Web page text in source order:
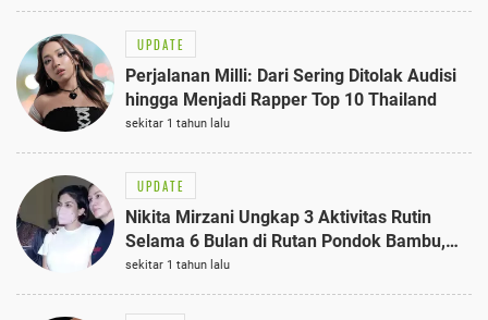
UPDATE
Perjalanan Milli: Dari Sering Ditolak Audisi
hingga Menjadi Rapper Top 10 Thailand
sekitar 1 tahun lalu
UPDATE
Nikita Mirzani Ungkap 3 Aktivitas Rutin
Selama 6 Bulan di Rutan Pondok Bambu,
Terungkap!
sekitar 1 tahun lalu